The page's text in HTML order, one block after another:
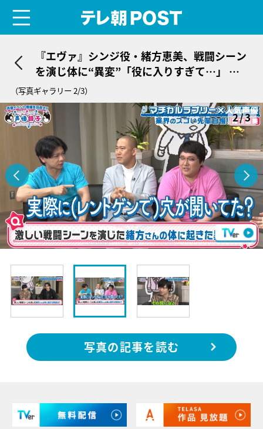
『エヴァ』シンジ役・緒方恵美、戦闘シーン
を演じ体に“異変”「役に入りすぎて…」 若
手声優が語る衝撃秘話
（写真ギャラリー 2/3）
2/3
写真の記事を読む